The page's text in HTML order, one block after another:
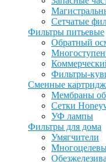
Сетчатые
Фильтры питьевые
Обратный
Фильтры-
Сменные
Мембраны
Сетки
УФ лампы
Фильтры для дома
Умягчители